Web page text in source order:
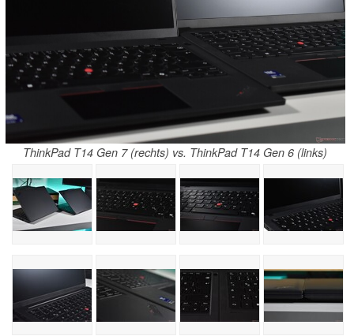
ThinkPad T14 Gen 7 (rechts) vs. ThinkPad T14 Gen 6 (links)